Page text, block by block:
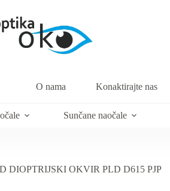
O nama Konaktirajte nas
Sunčane naočale
DIOPTRIJSKI OKVIR PLD D615 PJP